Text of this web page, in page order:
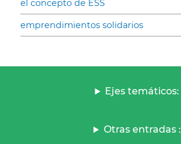
el concepto de ESS
emprendimientos solidarios
Ejes temáticos:
Otras entradas :